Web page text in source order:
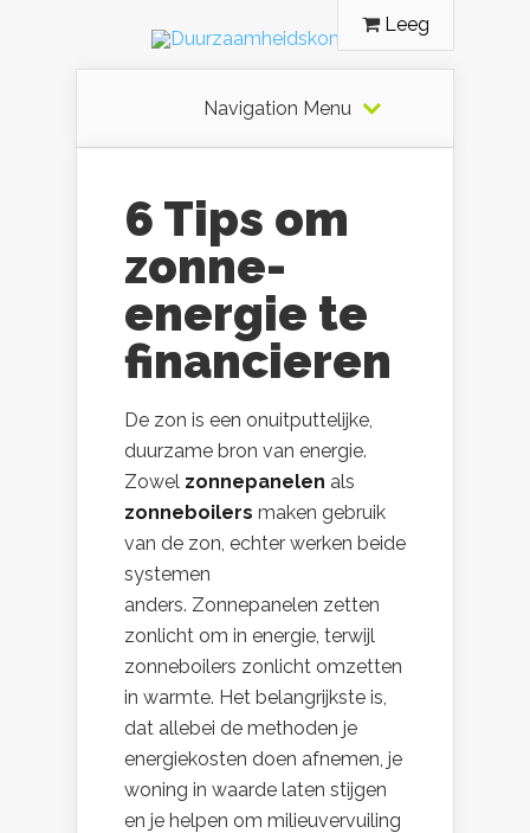
Leeg
Navigation Menu
6 Tips om
zonne-
energie te
financieren
De zon is een onuitputtelijke,
duurzame bron van energie.
Zowel zonnepanelen als
zonneboilers maken gebruik
van de zon, echter werken beide
systemen
anders. Zonnepanelen zetten
zonlicht om in energie, terwijl
zonneboilers zonlicht omzetten
in warmte. Het belangrijkste is,
dat allebei de methoden je
energiekosten doen afnemen, je
woning in waarde laten stijgen
en je helpen om milieuvervuiling